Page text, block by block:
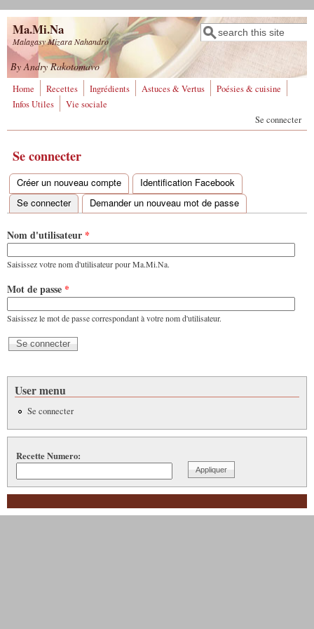
Aller au contenu principal
Ma.Mi.Na
Malagasy Mizara Nahandro
Formulaire de
recherche
Rechercher
By Andry Rakotomavo
Home Recettes Ingrédients Astuces & Vertus
Poésies & cuisine
Infos Utiles
Vie sociale
Se connecter
Se connecter
Onglets principaux
Créer un nouveau compte
Identification Facebook
Se connecter(onglet actif)
Demander un nouveau mot de passe
Nom d'utilisateur *
Saisissez votre nom d'utilisateur pour Ma.Mi.Na.
Mot de passe *
Saisissez le mot de passe correspondant à votre nom d'utilisateur.
User menu
Se connecter
Recette Numero: